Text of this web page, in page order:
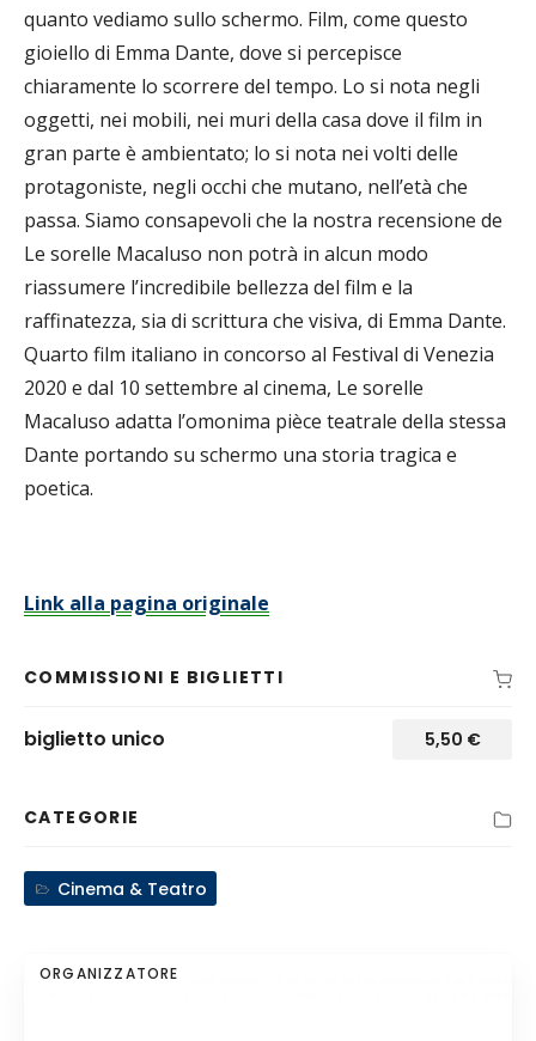
quanto vediamo sullo schermo. Film, come questo
gioiello di Emma Dante, dove si percepisce
chiaramente lo scorrere del tempo. Lo si nota negli
oggetti, nei mobili, nei muri della casa dove il film in
gran parte è ambientato; lo si nota nei volti delle
protagoniste, negli occhi che mutano, nell’età che
passa. Siamo consapevoli che la nostra recensione de
Le sorelle Macaluso non potrà in alcun modo
riassumere l’incredibile bellezza del film e la
raffinatezza, sia di scrittura che visiva, di Emma Dante.
Quarto film italiano in concorso al Festival di Venezia
2020 e dal 10 settembre al cinema, Le sorelle
Macaluso adatta l’omonima pièce teatrale della stessa
Dante portando su schermo una storia tragica e
poetica.
Link alla pagina originale
COMMISSIONI E BIGLIETTI
biglietto unico 5,50 €
CATEGORIE
Cinema & Teatro
ORGANIZZATORE